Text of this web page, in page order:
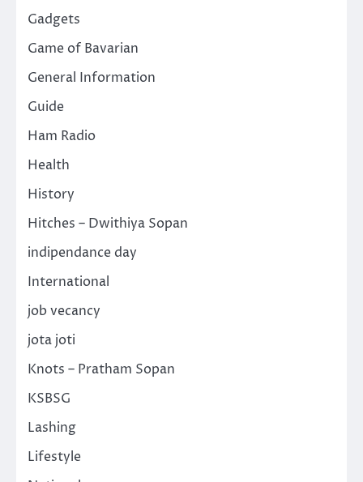
Gadgets
Game of Bavarian
General Information
Guide
Ham Radio
Health
History
Hitches – Dwithiya Sopan
indipendance day
International
job vecancy
jota joti
Knots – Pratham Sopan
KSBSG
Lashing
Lifestyle